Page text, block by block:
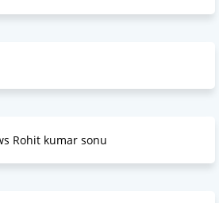
Rohit kumar sonu